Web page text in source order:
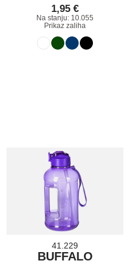
1,95 €
Na stanju: 10.055
Prikaz zaliha
41.229
BUFFALO